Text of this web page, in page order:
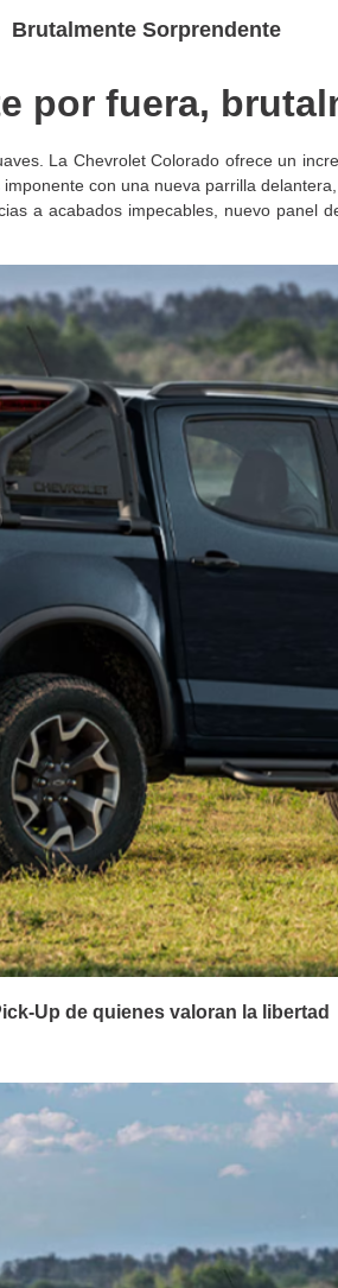
Brutalmente Sorprendente
por fuera,
La Chevrolet Colorado ofrece un
con una nueva parrilla
a acabados impecables, nuevo panel
Up de quienes valoran la libertad